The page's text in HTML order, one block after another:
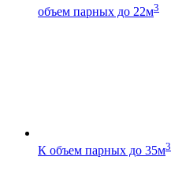
объем парных до 22м3
К объем парных до 35м3